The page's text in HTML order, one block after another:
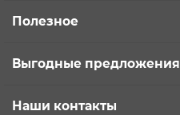
Полезное
Выгодные предложения
Наши контакты